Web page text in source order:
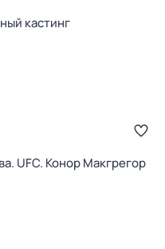
кастинг
UFC. Конор Макгрегор